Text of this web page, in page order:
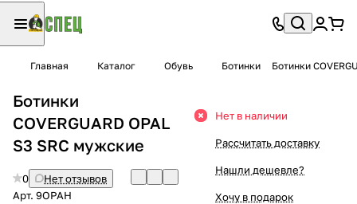
Главная Каталог Обувь Ботинки Ботинки
Ботинки
COVERGUARD OPAL
S3 SRC мужские
0
Нет отзывов
Арт. 9OPAH
Нет в наличии
Рассчитать доставку
Нашли дешевле?
Хочу в подарок